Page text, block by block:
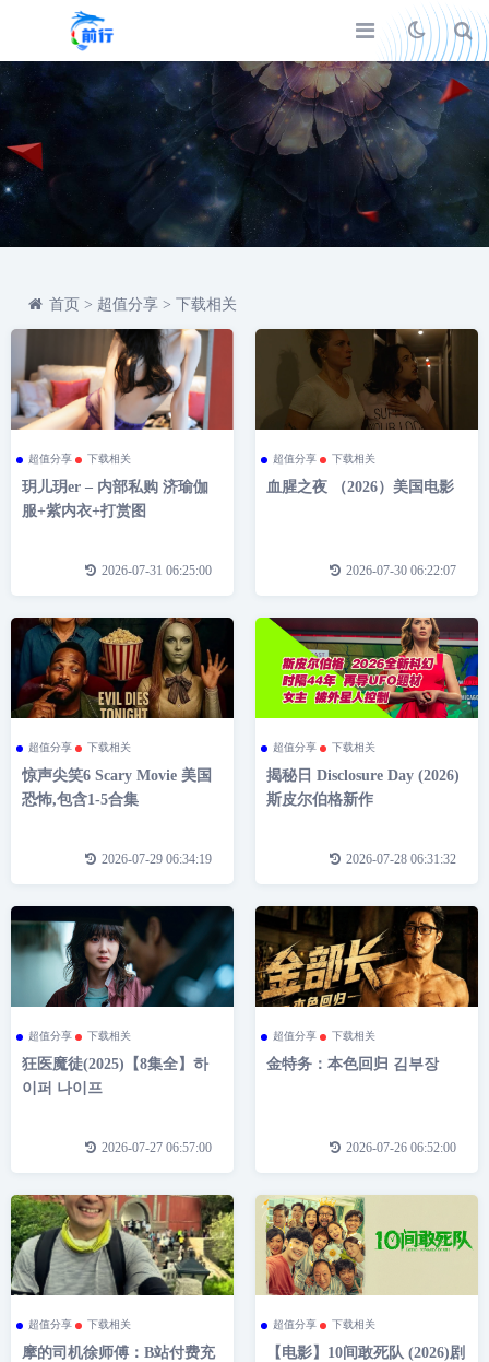
首页 > 超值分享 > 下载相关
超值分享 下载相关
玥儿玥er – 内部私购 济瑜伽
服+紫内衣+打赏图
2026-07-31 06:25:00
超值分享 下载相关
血腥之夜 （2026）美国电影
2026-07-30 06:22:07
超值分享 下载相关
惊声尖笑6 Scary Movie 美国
恐怖,包含1-5合集
2026-07-29 06:34:19
超值分享 下载相关
揭秘日 Disclosure Day (2026)
斯皮尔伯格新作
2026-07-28 06:31:32
超值分享 下载相关
狂医魔徒(2025)【8集全】하
이퍼 나이프
2026-07-27 06:57:00
超值分享 下载相关
金特务：本色回归 김부장
2026-07-26 06:52:00
超值分享 下载相关
摩的司机徐师傅：B站付费充
超值分享 下载相关
【电影】10间敢死队 (2026)剧